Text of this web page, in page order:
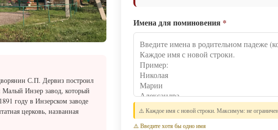
С.П. Дервиз построил
Инзер завод, который
году в Инзерском заводе
церковь, названная
Имена для поминовения *
⚠️ Каждое имя с новой строки. Максимум: не
⚠️ Введите хотя бы одно имя